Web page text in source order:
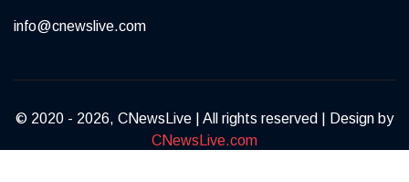
info@cnewslive.com
© 2020 - 2026, CNewsLive | All rights reserved | Design by
CNewsLive.com